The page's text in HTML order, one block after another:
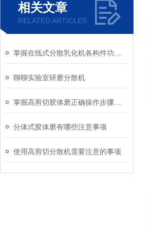
相关文章
RELATED ARTICLES
聊聊实验室研磨分散机
分体式胶体磨有哪些注意事项
使用高剪切分散机需要注意的事项